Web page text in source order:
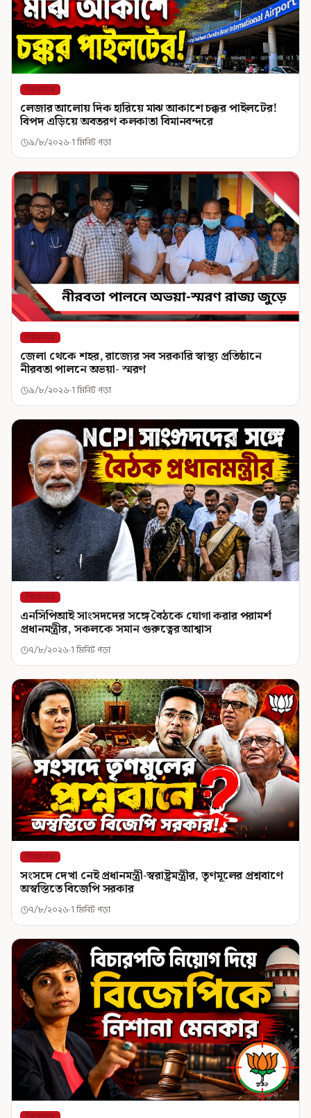
শিরোনাম
লেজার আলোয় দিক হারিয়ে মাঝ আকাশে চক্কর পাইলটের!
বিপদ এড়িয়ে অবতরণ কলকাতা বিমানবন্দরে
৯/৮/২০২৬ 1 মিনিট পড়া
শিরোনাম
জেলা থেকে শহর, রাজ্যের সব সরকারি স্বাস্থ্য প্রতিষ্ঠানে
নীরবতা পালনে অভয়া- স্মরণ
৯/৮/২০২৬ 1 মিনিট পড়া
শিরোনাম
এনসিপিআই সাংসদদের সঙ্গে বৈঠকে যোগা করার পরামর্শ
প্রধানমন্ত্রীর, সকলকে সমান গুরুত্বের আশ্বাস
৭/৮/২০২৬ 1 মিনিট পড়া
শিরোনাম
সংসদে দেখা নেই প্রধানমন্ত্রী-স্বরাষ্ট্রমন্ত্রীর, তৃণমূলের প্রশ্নবাণে
অস্বস্তিতে বিজেপি সরকার
৭/৮/২০২৬ 1 মিনিট পড়া